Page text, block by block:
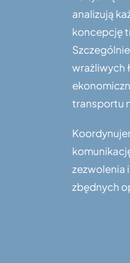
analizują
koncepcję
wrażliwych
transportu
zezwolenia
zbędnych